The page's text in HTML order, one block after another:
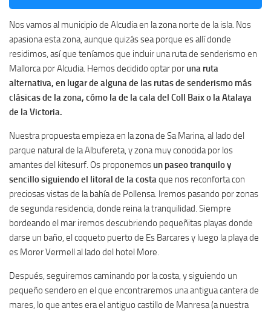
Nos vamos al municipio de Alcudia en la zona norte de la isla. Nos
apasiona esta zona, aunque quizás sea porque es allí donde
residimos, así que teníamos que incluir una ruta de senderismo en
Mallorca por Alcudia. Hemos decidido optar por una ruta
alternativa, en lugar de alguna de las rutas de senderismo más
clásicas de la zona, cómo la de la cala del Coll Baix o la Atalaya
de la Victoria.
Nuestra propuesta empieza en la zona de Sa Marina, al lado del
parque natural de la Albufereta, y zona muy conocida por los
amantes del kitesurf. Os proponemos un paseo tranquilo y
sencillo siguiendo el litoral de la costa que nos reconforta con
preciosas vistas de la bahía de Pollensa. Iremos pasando por zonas
de segunda residencia, donde reina la tranquilidad. Siempre
bordeando el mar iremos descubriendo pequeñitas playas donde
darse un baño, el coqueto puerto de Es Barcares y luego la playa de
es Morer Vermell al lado del hotel More.
Después, seguiremos caminando por la costa, y siguiendo un
pequeño sendero en el que encontraremos una antigua cantera de
mares, lo que antes era el antiguo castillo de Manresa (a nuestra